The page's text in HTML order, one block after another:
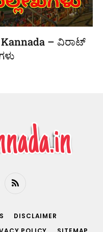
Kannada – ವಿರಾಟ್
RSS
DISCLAIMER